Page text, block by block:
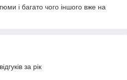
і багато чого іншого вже на
за рік